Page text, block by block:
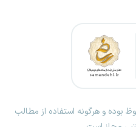
بوده و هرگونه استفاده از مطالب